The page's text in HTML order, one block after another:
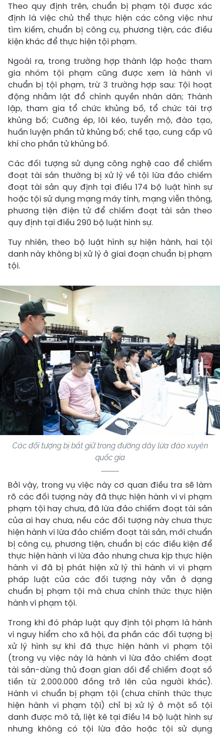
Theo quy định trên, chuẩn bị phạm tội được xác
định là việc chủ thể thực hiện các công việc như
tìm kiếm, chuẩn bị công cụ, phương tiện, các điều
kiện khác để thực hiện tội phạm.
Ngoài ra, trong trường hợp thành lập hoặc tham
gia nhóm tội phạm cũng được xem là hành vi
chuẩn bị tội phạm, trừ 3 trường hợp sau: Tội hoạt
động nhằm lật đổ chính quyền nhân dân; Thành
lập, tham gia tổ chức khủng bố, tổ chức tài trợ
khủng bố; Cưỡng ép, lôi kéo, tuyển mộ, đào tạo,
huấn luyện phần tử khủng bố; chế tạo, cung cấp vũ
khí cho phần tử khủng bố.
Các đối tượng sử dụng công nghệ cao để chiếm
đoạt tài sản thường bị xử lý về tội lừa đảo chiếm
đoạt tài sản quy định tại điều 174 bộ luật hình sự
hoặc tội sử dụng mạng máy tính, mạng viễn thông,
phương tiện điện tử để chiếm đoạt tài sản theo
quy định tại điều 290 bộ luật hình sự.
Tuy nhiên, theo bộ luật hình sự hiện hành, hai tội
danh này không bị xử lý ở giai đoạn chuẩn bị phạm
tội.
Các đối tượng bị bắt giữ trong đường dây lừa đảo xuyên
quốc gia
Bởi vậy, trong vụ việc này cơ quan điều tra sẽ làm
rõ các đối tượng này đã thực hiện hành vi vi phạm
phạm tội hay chưa, đã lừa đảo chiếm đoạt tài sản
của ai hay chưa, nếu các đối tượng này chưa thực
hiện hành vi lừa đảo chiếm đoạt tài sản, mới chuẩn
bị công cụ, phương tiện, chuẩn bị các điều kiện để
thực hiện hành vi lừa đảo nhưng chưa kịp thực hiện
hành vi đã bị phát hiện xử lý thì hành vi vi phạm
pháp luật của các đối tượng này vẫn ở dạng
chuẩn bị phạm tội mà chưa chính thức thực hiện
hành vi phạm tội.
Trong khi đó pháp luật quy định tội phạm là hành
vi nguy hiểm cho xã hội, đa phần các đối tượng bị
xử lý hình sự khi đã thực hiện hành vi phạm tội
(trong vụ việc này là hành vi lừa đảo chiếm đoạt
tài sản-dùng thủ đoạn gian dối để chiếm đoạt số
tiền từ 2.000.000 đồng trở lên của người khác).
Hành vi chuẩn bị phạm tội (chưa chính thức thực
hiện hành vi phạm tội) chỉ bị xử lý ở một số tội
danh được mô tả, liệt kê tại điều 14 bộ luật hình sự
nhưng không có tội lừa đảo hoặc tội sử dụng